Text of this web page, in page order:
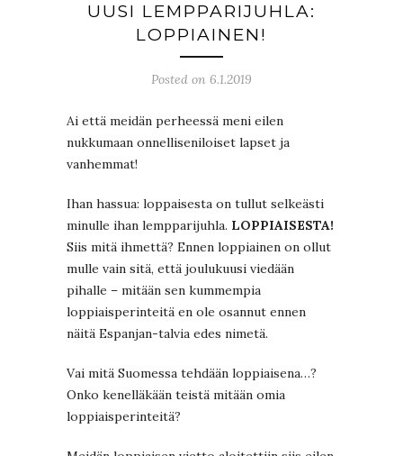
UUSI LEMPPARIJUHLA:
LOPPIAINEN!
Posted on 6.1.2019
Ai että meidän perheessä meni eilen
nukkumaan onnelliseniloiset lapset ja
vanhemmat!
Ihan hassua: loppaisesta on tullut selkeästi
minulle ihan lempparijuhla. LOPPIAISESTA!
Siis mitä ihmettä? Ennen loppiainen on ollut
mulle vain sitä, että joulukuusi viedään
pihalle – mitään sen kummempia
loppiaisperinteitä en ole osannut ennen
näitä Espanjan-talvia edes nimetä.
Vai mitä Suomessa tehdään loppiaisena…?
Onko kenelläkään teistä mitään omia
loppiaisperinteitä?